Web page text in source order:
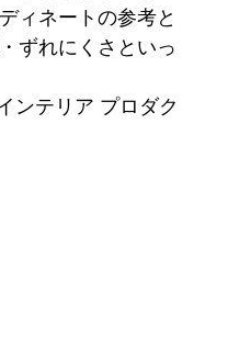
ィネートの参考と
ずれにくさといっ
ンテリア プロダク